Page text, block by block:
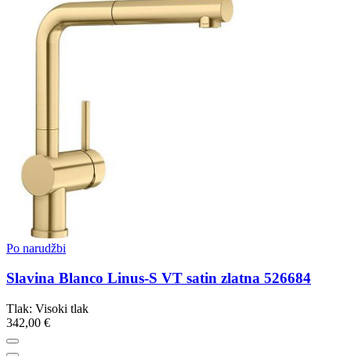
Po narudžbi
Slavina Blanco Linus-S VT satin zlatna 526684
Tlak: Visoki tlak
342,00 €